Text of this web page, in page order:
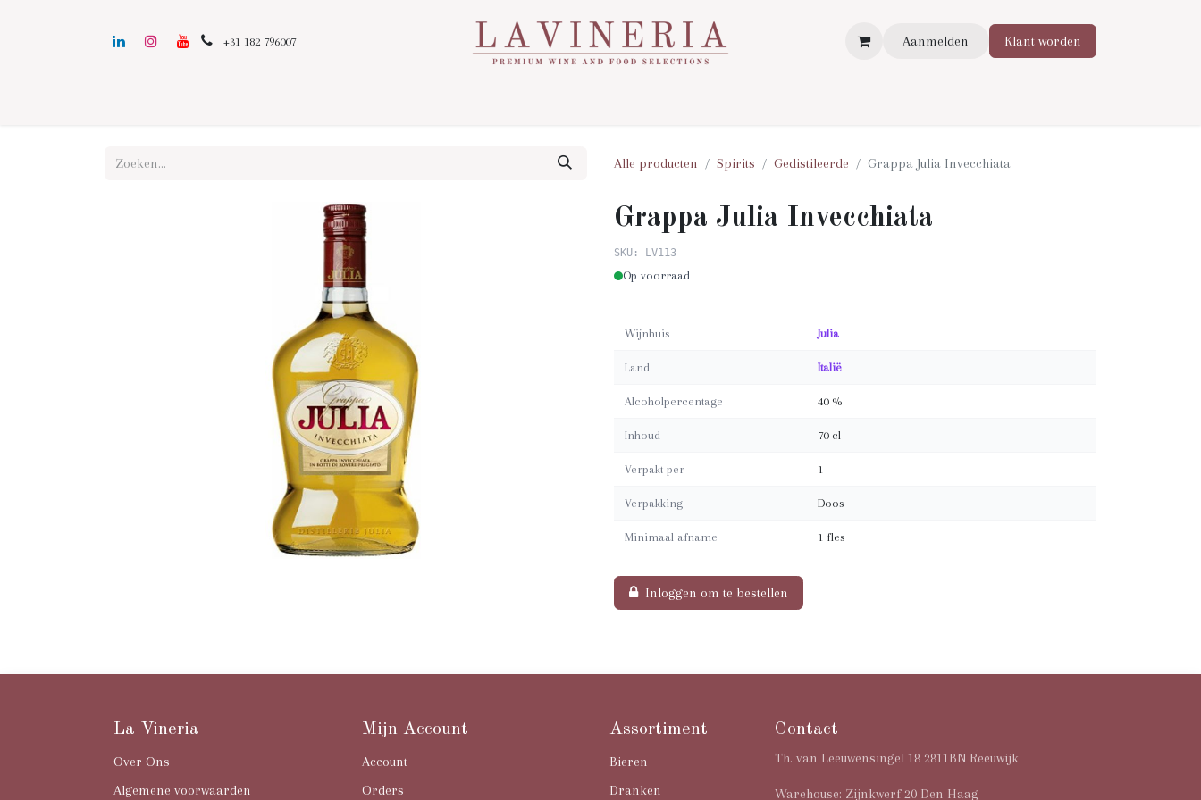
+31 182 796007 Aanmelden Klant worden
Alle producten Spirits Gedistileerde Grappa Julia Invecchiata
Grappa Julia Invecchiata
SKU: LV113
Op voorraad
Wijnhuis Julia
Land Italië
Alcoholpercentage 40 %
Inhoud 70 cl
Verpakt per 1
Verpakking Doos
Minimaal afname 1 fles
Inloggen om te bestellen
La Vineria
Over Ons
Algemene voorwaarden
Contact
Th. van Leeuwensingel 18 2811BN Reeuwijk
Warehouse: Zijnkwerf 20 Den Haag
Mijn Account
Account
Orders
Assortiment
Bieren
Dranken